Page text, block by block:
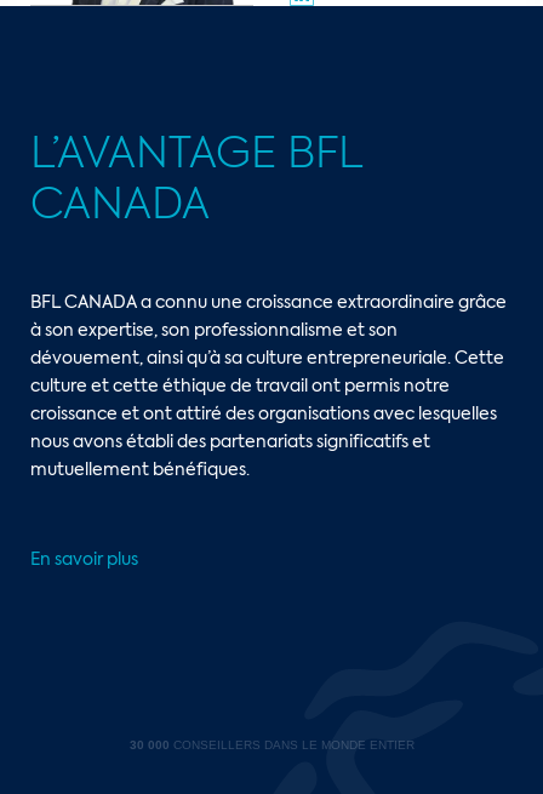
L’AVANTAGE BFL
CANADA
BFL CANADA a connu une croissance extraordinaire grâce
à son expertise, son professionnalisme et son
dévouement, ainsi qu’à sa culture entrepreneuriale. Cette
culture et cette éthique de travail ont permis notre
croissance et ont attiré des organisations avec lesquelles
nous avons établi des partenariats significatifs et
mutuellement bénéfiques.
En savoir plus
27 BUREAUX À TRAVERS LE CANADA